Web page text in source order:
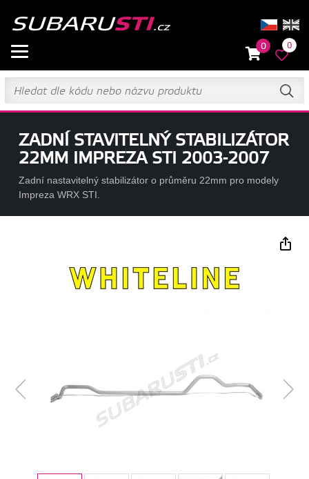
0 0
ZADNÍ STAVITELNÝ STABILIZÁTOR
22MM IMPREZA STI 2003-2007
Zadní nastavitelný stabilizátor o průměru 22mm pro modely
Impreza WRX STI.